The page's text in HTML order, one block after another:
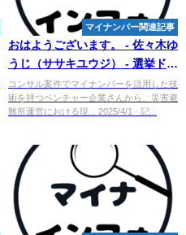
マイナンバー関連記事
おはようございます。 - 佐々木ゆ
うじ（ササキユウジ） - 選挙ドッ
トコム
コンサル案件でマイナンバーを活用した技
術を持つベンチャー企業さんから、災害避
難所運営における現... 2025/4/1 · 記...